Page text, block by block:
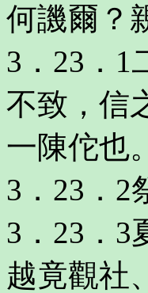
何譏爾？
3．23．1
不致，信
一陳佗也。
3．23．2
3．23．3
越竟觀社